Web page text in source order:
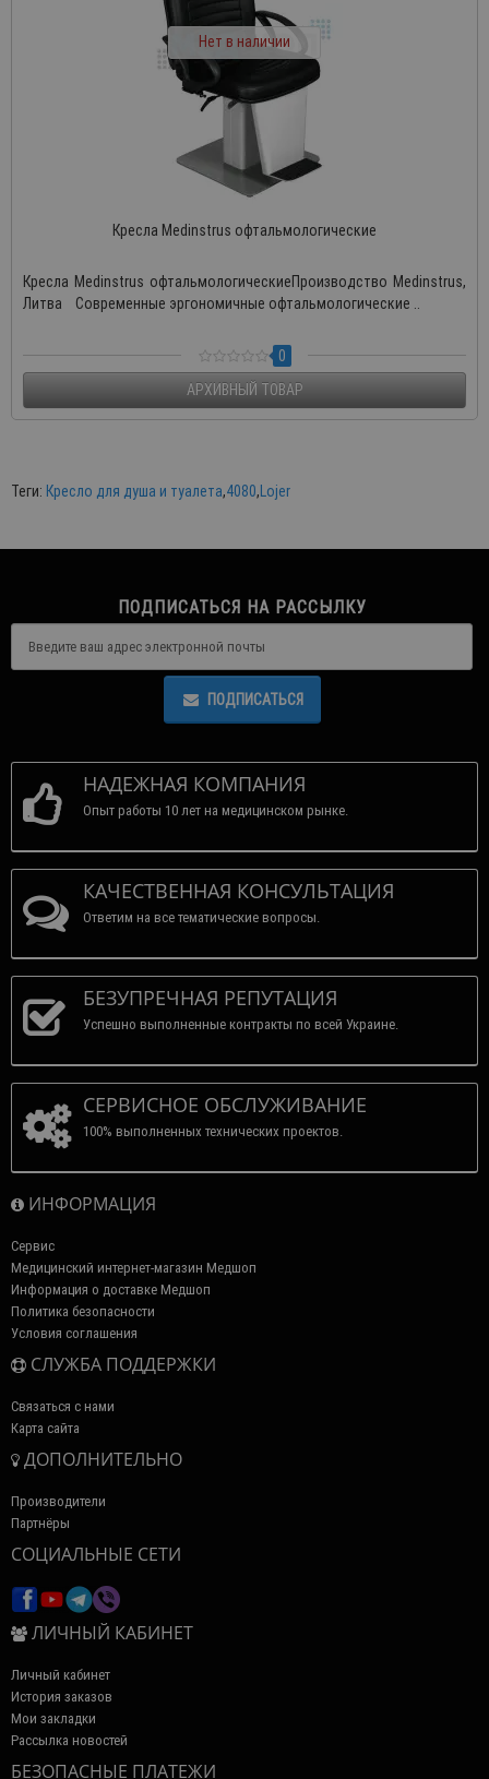
Нет в наличии
Кресла Medinstrus офтальмологические
Кресла Medinstrus офтальмологическиеПроизводство Medinstrus,
Литва Современные эргономичные офтальмологические ..
0
АРХИВНЫЙ ТОВАР
Теги: Кресло для душа и туалета,4080,Lojer
ПОДПИСАТЬСЯ НА РАССЫЛКУ
ПОДПИСАТЬСЯ
НАДЕЖНАЯ КОМПАНИЯ
Опыт работы 10 лет на медицинском рынке.
КАЧЕСТВЕННАЯ КОНСУЛЬТАЦИЯ
Ответим на все тематические вопросы.
БЕЗУПРЕЧНАЯ РЕПУТАЦИЯ
Успешно выполненные контракты по всей Украине.
СЕРВИСНОЕ ОБСЛУЖИВАНИЕ
100% выполненных технических проектов.
ИНФОРМАЦИЯ
Сервис
Медицинский интернет-магазин Медшоп
Информация о доставке Медшоп
Политика безопасности
Условия соглашения
СЛУЖБА ПОДДЕРЖКИ
Связаться с нами
Карта сайта
ДОПОЛНИТЕЛЬНО
Производители
Партнёры
СОЦИАЛЬНЫЕ СЕТИ
ЛИЧНЫЙ КАБИНЕТ
Личный кабинет
История заказов
Мои закладки
Рассылка новостей
БЕЗОПАСНЫЕ ПЛАТЕЖИ